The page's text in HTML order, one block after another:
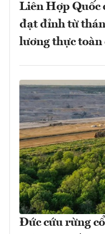
Liên Hợp Quốc
đạt đỉnh từ
lương thực toàn
Đức cứu rừng